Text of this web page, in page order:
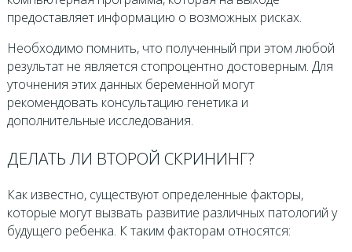
предоставляет информацию о возможных рисках.
Необходимо помнить, что полученный при этом любой
результат не является стопроцентно достоверным. Для
уточнения этих данных беременной могут
рекомендовать консультацию генетика и
дополнительные исследования.
ДЕЛАТЬ ЛИ ВТОРОЙ СКРИНИНГ?
Как известно, существуют определенные факторы,
которые могут вызвать развитие различных патологий у
будущего ребенка. К таким факторам относятся: